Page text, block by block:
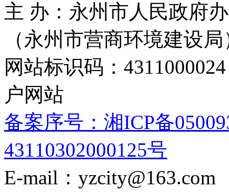
主 办：永州市人民政府
（永州市营商环境建设局
网站标识码：
户网站
备案序号：湘ICP备
43110302000125号
E-mail：yzcity@163.com